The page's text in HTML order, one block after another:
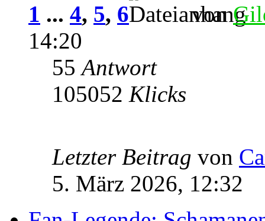
1 ... 4, 5, 6 von
14:20
55Antwort
105052 Klicks
Letzter Beitrag von
5. März 2026, 12:32